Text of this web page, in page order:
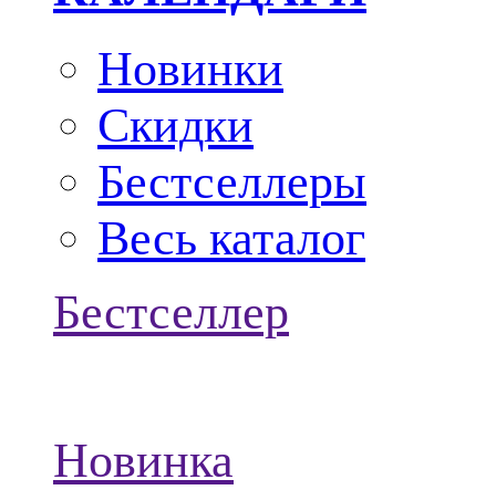
Новинки
Скидки
Бестселлеры
Весь каталог
Бестселлер
Новинка